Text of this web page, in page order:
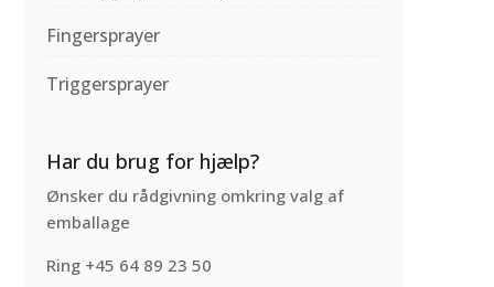
Fingersprayer
Triggersprayer
Har du brug for hjælp?
Ønsker du rådgivning omkring valg af
emballage
Ring +45 64 89 23 50